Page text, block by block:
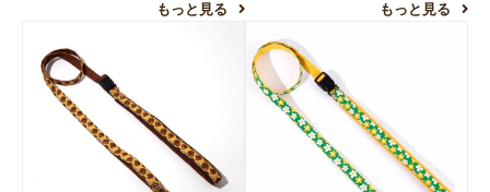
もっと見る もっと見る